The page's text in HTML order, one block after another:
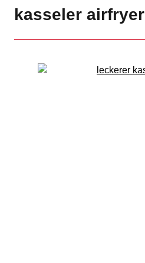
kasseler airfryer